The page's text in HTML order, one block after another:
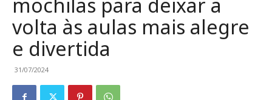
volta às aulas mais alegre
e divertida
31/07/2024